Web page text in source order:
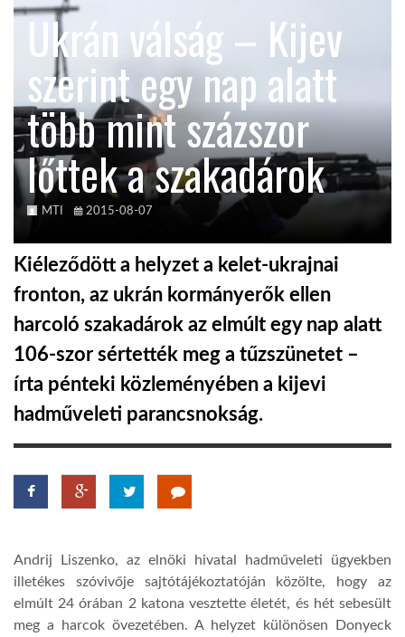
TROPICALMAGAZIN
GLOBOTV
AFRIKA TUDÁSTÁR
A NAP SZÉPE
LINKTR.EE
GLOBOZSARU
DOBRAVERO.HU
LATIMO.HU
GLOBOBOOK
Ukrán válság – Kijev
szerint egy nap alatt
több mint százszor
lőttek a szakadárok
MTI 2015-08-07
Kiéleződött a helyzet a kelet-ukrajnai
fronton, az ukrán kormányerők ellen
harcoló szakadárok az elmúlt egy nap alatt
106-szor sértették meg a tűzszünetet –
írta pénteki közleményében a kijevi
hadműveleti parancsnokság.
Andrij Liszenko, az elnöki hivatal hadműveleti ügyekben
illetékes szóvivője sajtótájékoztatóján közölte, hogy az
elmúlt 24 órában 2 katona vesztette életét, és hét sebesült
meg a harcok övezetében. A helyzet különösen Donyeck